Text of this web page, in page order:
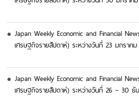
Japan Weekly Economic and Financial
เศรษฐกิจรายสัปดาห์) ระหว่างวันที่ 23 มกราค
Japan Weekly Economic and Financial
เศรษฐกิจรายสัปดาห์) ระหว่างวันที่ 26 – 30 ธั